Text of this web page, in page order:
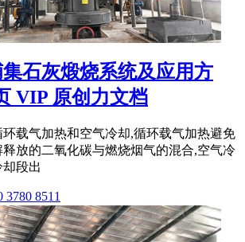
石灰煅烧系统及应用方
VIP 原创力文档
载气加热和空气冷却,循环载气加热避免
放的二氧化碳与燃烧烟气的混合,空气冷
段出
8511